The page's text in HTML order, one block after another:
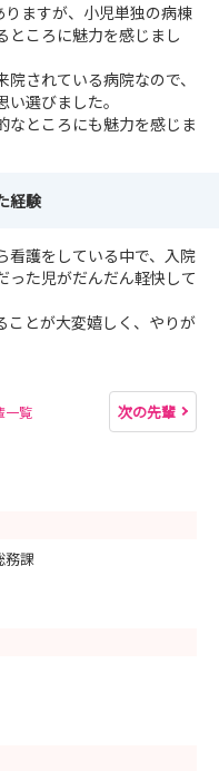
ますが、小児単独の病棟
ところに魅力を感じまし
されている病院なので、
選びました。
なところにも魅力を感じま
経験
看護をしている中で、入院
った児がだんだん軽快して
ことが大変嬉しく、やりが
一覧 次の先輩
課